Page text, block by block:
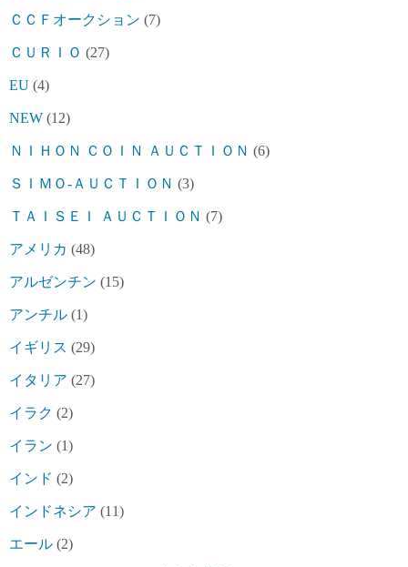
ＣＣＦオークション (7)
ＣＵＲＩＯ (27)
EU (4)
NEW (12)
ＮＩＨＯＮ ＣＯＩＮ ＡＵＣＴＩＯＮ (6)
ＳＩＭＯ-ＡＵＣＴＩＯＮ (3)
ＴＡＩＳＥＩ ＡＵＣＴＩＯＮ (7)
アメリカ (48)
アルゼンチン (15)
アンチル (1)
イギリス (29)
イタリア (27)
イラク (2)
イラン (1)
インド (2)
インドネシア (11)
エール (2)